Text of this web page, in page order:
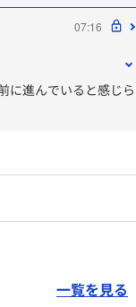
07:16
に進んでいると感じら
一覧を見る